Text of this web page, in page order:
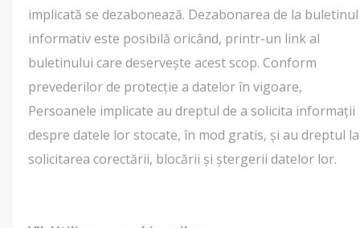
implicată se dezabonează. Dezabonarea de la buletinul
informativ este posibilă oricând, printr-un link al
buletinului care deservește acest scop. Conform
prevederilor de protecție a datelor în vigoare,
Persoanele implicate au dreptul de a solicita informații
despre datele lor stocate, în mod gratis, și au dreptul la
solicitarea corectării, blocării și ștergerii datelor lor.